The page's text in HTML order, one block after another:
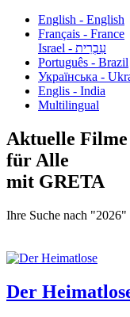
English - English
Français - France
עִבְרִית - Israel
Português - Brazil
Українська -
Englis - India
Multilingual
Aktuelle Filme
für Alle
mit GRETA
Ihre Suche nach "2026"
Der